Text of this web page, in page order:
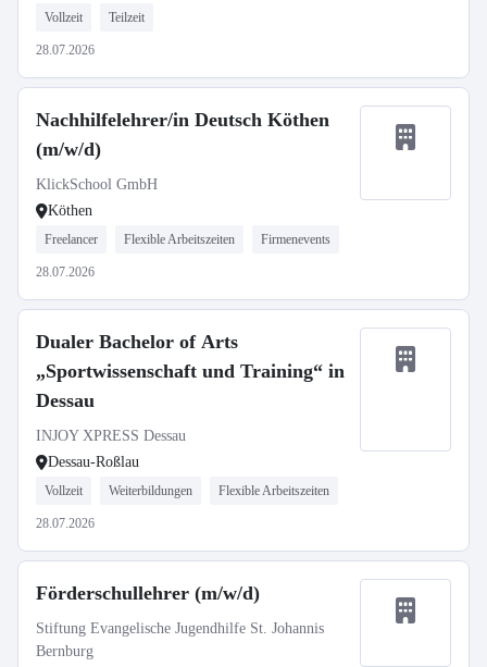
Vollzeit Teilzeit
28.07.2026
Nachhilfelehrer/in Deutsch Köthen
(m/w/d)
KlickSchool GmbH
Köthen
Freelancer Flexible Arbeitszeiten Firmenevents
28.07.2026
Dualer Bachelor of Arts
„Sportwissenschaft und Training“ in
Dessau
INJOY XPRESS Dessau
Dessau-Roßlau
Vollzeit Weiterbildungen Flexible Arbeitszeiten
28.07.2026
Förderschullehrer (m/w/d)
Stiftung Evangelische Jugendhilfe St. Johannis
Bernburg